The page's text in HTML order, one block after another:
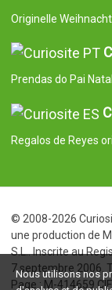
Originelle
Prendas do Pai
Regalos de Reyes
© 2008-2026
une production de
S.L.. Inscrite au
7 septembre 2006.
Page : M-414659
Nous utilisons nos